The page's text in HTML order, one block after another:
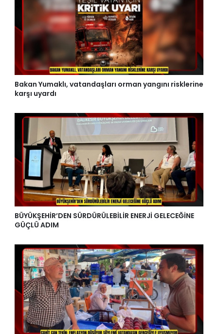
Bakan Yumaklı, vatandaşları orman yangını risklerine
karşı uyardı
BÜYÜKŞEHİR’DEN SÜRDÜRÜLEBİLİR ENERJİ GELECEĞİNE
GÜÇLÜ ADIM